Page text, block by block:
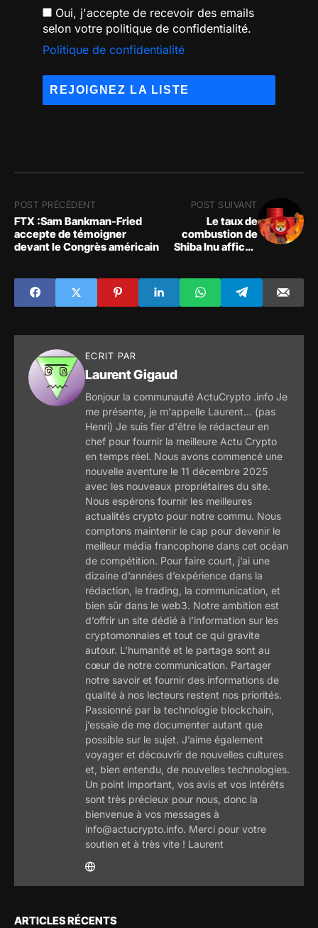
Oui, j'accepte de recevoir des emails
selon votre politique de confidentialité.
Politique de confidentialité
POST PRÉCÉDENT
FTX :Sam Bankman-Fried
accepte de témoigner
devant le Congrès américain
POST SUIVANT
Le taux de
combustion de
Shiba Inu affiche
il ?
ECRIT PAR
Laurent Gigaud
Bonjour la communauté ActuCrypto .info Je
me présente, je m'appelle Laurent... (pas
Henri) Je suis fier d'être le rédacteur en
chef pour fournir la meilleure Actu Crypto
en temps réel. Nous avons commencé une
nouvelle aventure le 11 décembre 2025
avec les nouveaux propriétaires du site.
Nous espérons fournir les meilleures
actualités crypto pour notre commu. Nous
comptons maintenir le cap pour devenir le
meilleur média francophone dans cet océan
de compétition. Pour faire court, j’ai une
dizaine d’années d’expérience dans la
rédaction, le trading, la communication, et
bien sûr dans le web3. Notre ambition est
d’offrir un site dédié à l’information sur les
cryptomonnaies et tout ce qui gravite
autour. L’humanité et le partage sont au
cœur de notre communication. Partager
notre savoir et fournir des informations de
qualité à nos lecteurs restent nos priorités.
Passionné par la technologie blockchain,
j’essaie de me documenter autant que
possible sur le sujet. J’aime également
voyager et découvrir de nouvelles cultures
et, bien entendu, de nouvelles technologies.
Un point important, vos avis et vos intérêts
sont très précieux pour nous, donc la
bienvenue à vos messages à
info@actucrypto.info. Merci pour votre
soutien et à très vite ! Laurent
ARTICLES RÉCENTS